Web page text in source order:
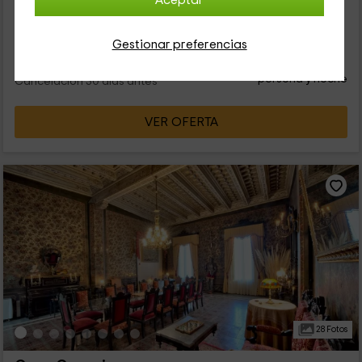
Gestionar preferencias
Cancelación 30 días antes
persona y noche
VER OFERTA
28 Fotos